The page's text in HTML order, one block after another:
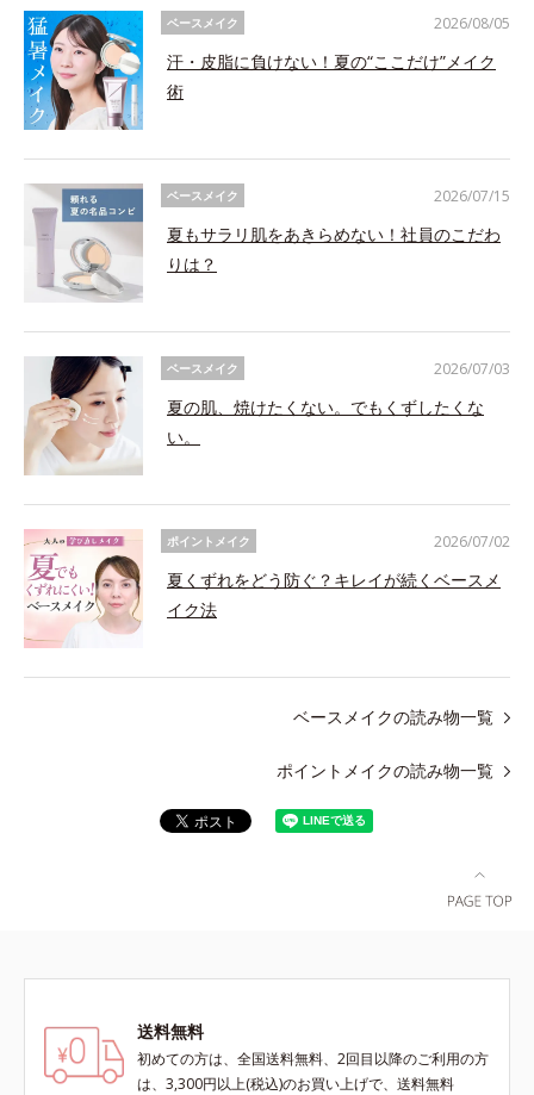
ベースメイク
汗・皮脂に負けない！夏の“ここだけ”メイク
術
2026/08/05
ベースメイク
夏もサラリ肌をあきらめない！社員のこだわ
りは？
2026/07/15
ベースメイク
夏の肌、焼けたくない。でもくずしたくな
い。
2026/07/03
ポイントメイク
夏くずれをどう防ぐ？キレイが続くベースメ
イク法
2026/07/02
ベースメイクの読み物一覧
ポイントメイクの読み物一覧
送料無料
初めての方は、全国送料無料、2回目以降のご利用の方
は、3,300円以上(税込)のお買い上げで、送料無料